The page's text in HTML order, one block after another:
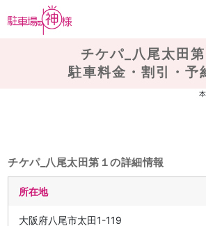
チケパ_八尾太田
駐車料金・割引・予
チケパ_八尾太田第１の詳細情報
所在地
大阪府八尾市太田1-119